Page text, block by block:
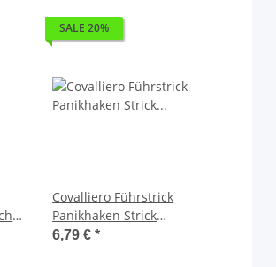
SALE 20%
Covalliero Führstrick
Panikhaken Strick
Anbindestrick FS 2025
6,79 €*